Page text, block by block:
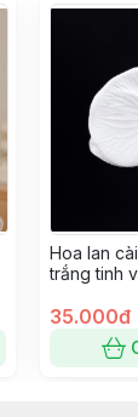
Hoa lan
trắng tinh
35.000đ